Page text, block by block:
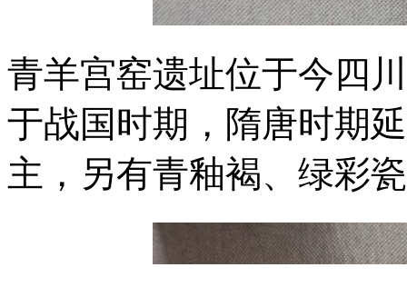
青羊宫窑遗址位于今四
于战国时期，隋唐时期
主，另有青釉褐、绿彩